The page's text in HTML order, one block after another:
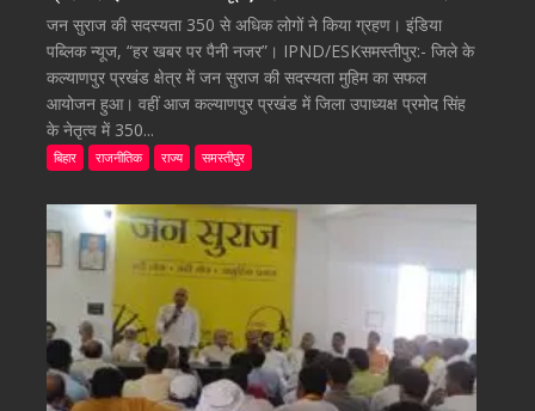
जन सुराज की सदस्यता 350 से अधिक लोगों ने किया ग्रहण। इंडिया
पब्लिक न्यूज, “हर खबर पर पैनी नजर”। IPND/ESKसमस्तीपुर:- जिले के
कल्याणपुर प्रखंड क्षेत्र में जन सुराज की सदस्यता मुहिम का सफल
आयोजन हुआ। वहीं आज कल्याणपुर प्रखंड में जिला उपाध्यक्ष प्रमोद सिंह
के नेतृत्व में 350...
बिहार राजनीतिक राज्य समस्तीपुर